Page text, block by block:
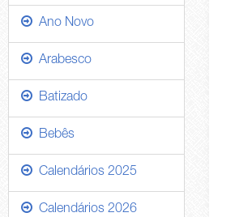
Ano Novo
Arabesco
Batizado
Bebês
Calendários 2025
Calendários 2026